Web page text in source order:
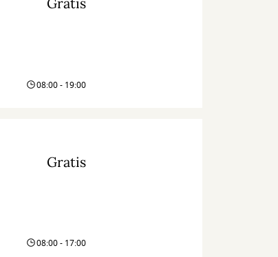
08:00 - 19:00
Gratis
08:00 - 17:00